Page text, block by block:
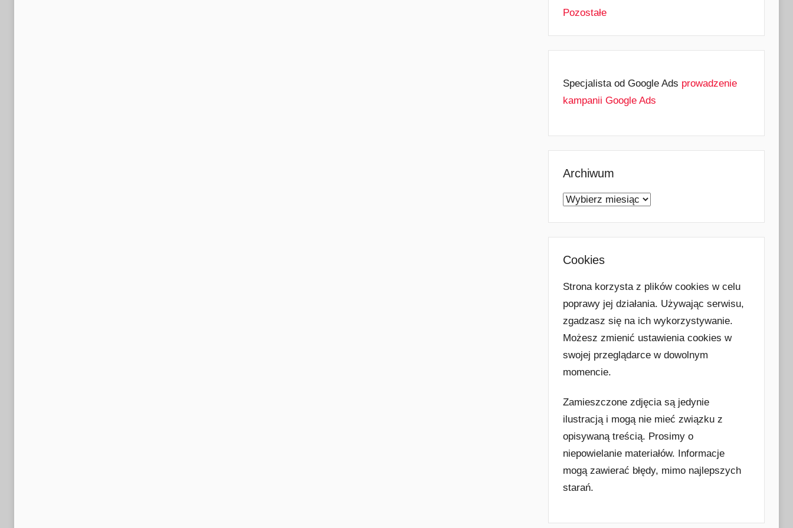
Pozostałe
Specjalista od Google Ads prowadzenie
kampanii Google Ads
Archiwum
Archiwum
Cookies
Strona korzysta z plików cookies w celu
poprawy jej działania. Używając serwisu,
zgadzasz się na ich wykorzystywanie.
Możesz zmienić ustawienia cookies w
swojej przeglądarce w dowolnym
momencie.
Zamieszczone zdjęcia są jedynie
ilustracją i mogą nie mieć związku z
opisywaną treścią. Prosimy o
niepowielanie materiałów. Informacje
mogą zawierać błędy, mimo najlepszych
starań.